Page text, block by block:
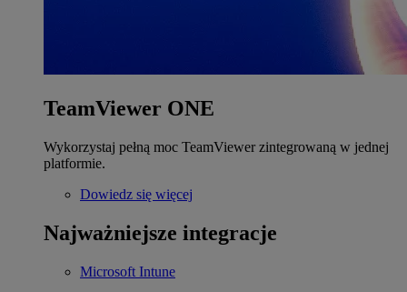
TeamViewer ONE
Wykorzystaj pełną moc TeamViewer zintegrowaną w jednej
platformie.
Dowiedz się więcej
Najważniejsze integracje
Microsoft Intune